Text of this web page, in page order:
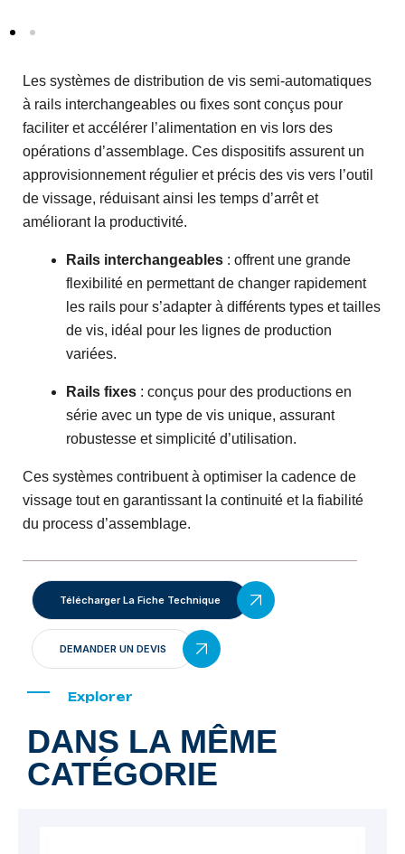
Les systèmes de distribution de vis semi-automatiques
à rails interchangeables ou fixes sont conçus pour
faciliter et accélérer l’alimentation en vis lors des
opérations d’assemblage. Ces dispositifs assurent un
approvisionnement régulier et précis des vis vers l’outil
de vissage, réduisant ainsi les temps d’arrêt et
améliorant la productivité.
Rails interchangeables : offrent une grande
flexibilité en permettant de changer rapidement
les rails pour s’adapter à différents types et tailles
de vis, idéal pour les lignes de production
variées.
Rails fixes : conçus pour des productions en
série avec un type de vis unique, assurant
robustesse et simplicité d’utilisation.
Ces systèmes contribuent à optimiser la cadence de
vissage tout en garantissant la continuité et la fiabilité
du process d’assemblage.
Télécharger La Fiche Technique
DEMANDER UN DEVIS
Explorer
DANS LA MÊME
CATÉGORIE